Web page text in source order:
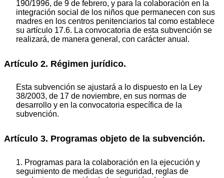
190/1996, de 9 de febrero, y para la colaboración en la
integración social de los niños que permanecen con sus
madres en los centros penitenciarios tal como establece
su artículo 17.6. La convocatoria de esta subvención se
realizará, de manera general, con carácter anual.
Artículo 2. Régimen jurídico.
Esta subvención se ajustará a lo dispuesto en la Ley
38/2003, de 17 de noviembre, en sus normas de
desarrollo y en la convocatoria específica de la
subvención.
Artículo 3. Programas objeto de la subvención.
1. Programas para la colaboración en la ejecución y
seguimiento de medidas de seguridad, reglas de